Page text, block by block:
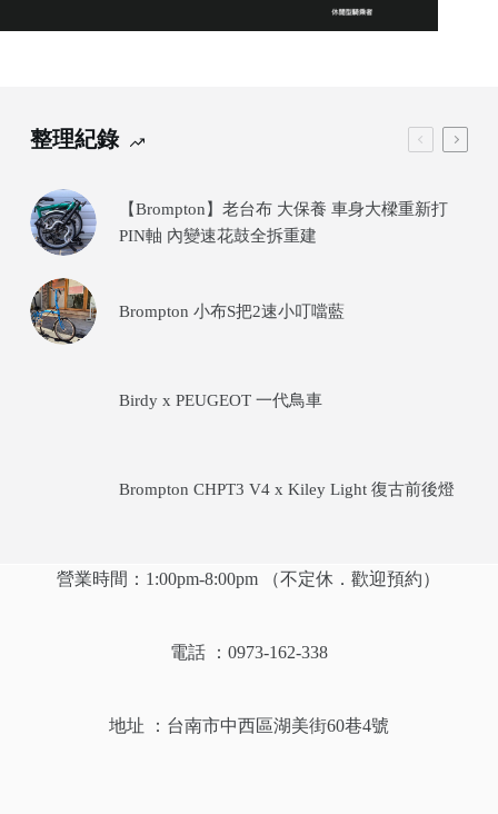
整理紀錄
【Brompton】老台布 大保養 車身大樑重新打
PIN軸 內變速花鼓全拆重建
Brompton 小布S把2速小叮噹藍
Birdy x PEUGEOT 一代鳥車
Brompton CHPT3 V4 x Kiley Light 復古前後燈
營業時間：1:00pm-8:00pm （不定休．歡迎預約）
電話 ：0973-162-338
地址 ： 台南市中西區湖美街60巷4號